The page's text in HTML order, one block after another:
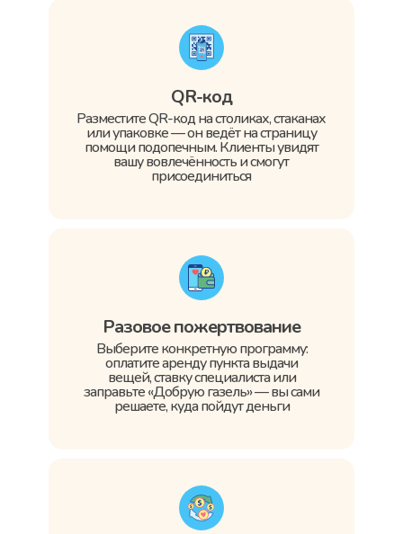
Выберите конкретную программу:
оплатите аренду пункта выдачи
вещей, ставку специалиста или
заправьте «Добрую газель» — вы сами
решаете, куда пойдут деньги
Разовое пожертвование
Разместите QR-код на столиках, стаканах
или упаковке — он ведёт на страницу
помощи подопечным. Клиенты увидят
вашу вовлечённость и смогут
присоединиться
QR-код